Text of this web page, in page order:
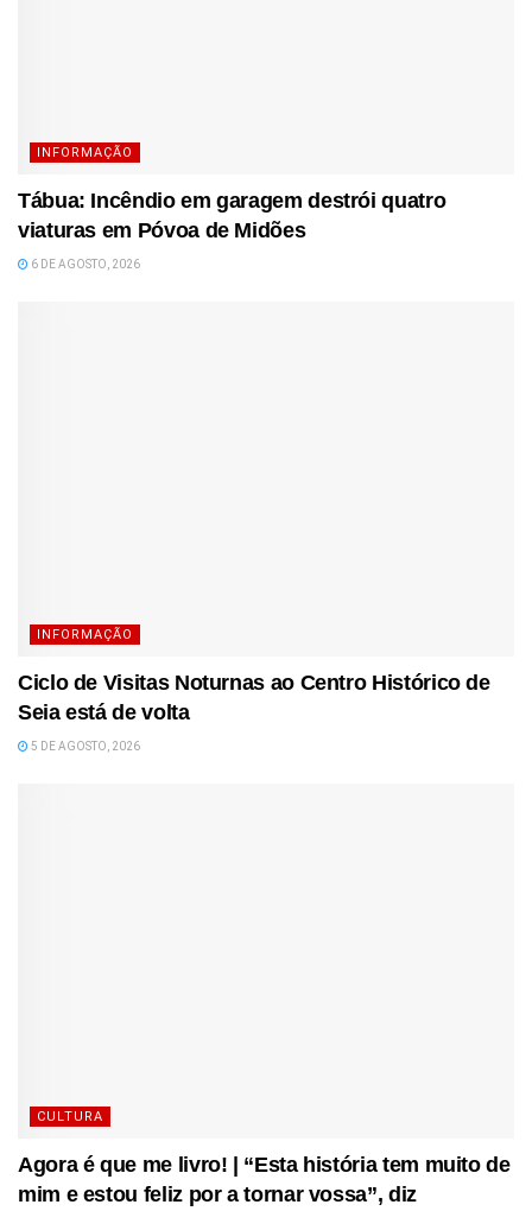
INFORMAÇÃO
Tábua: Incêndio em garagem destrói quatro
viaturas em Póvoa de Midões
6 DE AGOSTO, 2026
INFORMAÇÃO
Ciclo de Visitas Noturnas ao Centro Histórico de
Seia está de volta
5 DE AGOSTO, 2026
CULTURA
Agora é que me livro! | “Esta história tem muito de
mim e estou feliz por a tornar vossa”, diz